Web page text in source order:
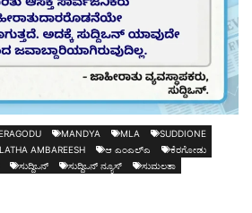
MANDYA MLA
SUDDIONE
AMBAREESH ಆ ಎಂಎಲ್ಎ
ಕೆರಗೋಡು
ಸುದ್ದಿಒನ್ ಸುದ್ದಿಒನ್ ನ್ಯೂಸ್
ಸುಮಲತಾ